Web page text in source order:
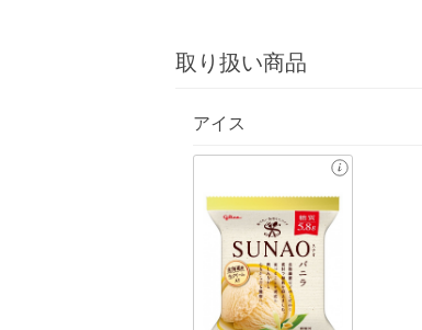
取り扱い商品
アイス